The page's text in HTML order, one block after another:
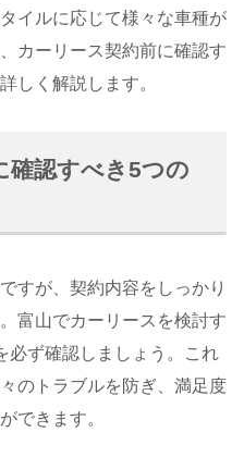
イルに応じて様々な車種が
カーリース契約前に確認す
しく解説します。
確認すべき5つの
すが、契約内容をしっかり
富山でカーリースを検討す
必ず確認しましょう。これ
のトラブルを防ぎ、満足度
できます。